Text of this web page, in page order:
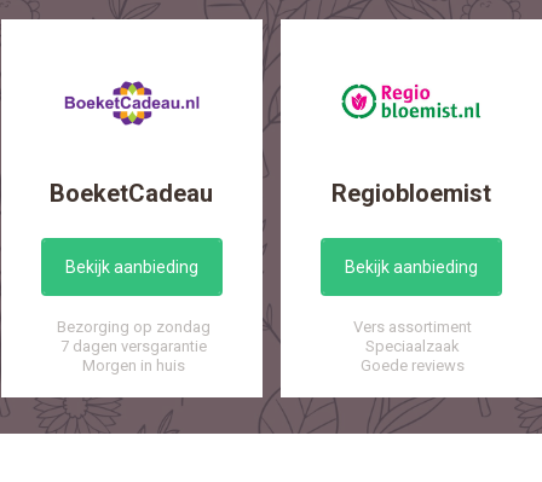
BoeketCadeau
Bekijk aanbieding
Bezorging op zondag
7 dagen versgarantie
Morgen in huis
Regiobloemist
Bekijk aanbieding
Vers assortiment
Speciaalzaak
Goede reviews